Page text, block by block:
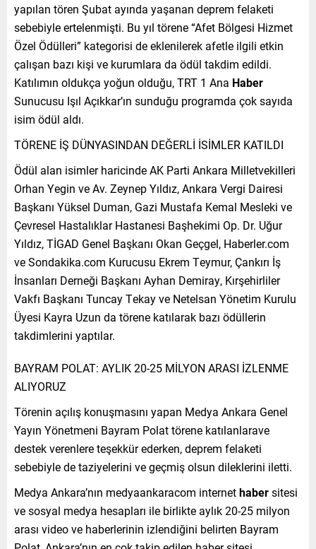
yapılan tören Şubat ayında yaşanan deprem felaketi
sebebiyle ertelenmişti. Bu yıl törene “Afet Bölgesi Hizmet
Özel Ödülleri” kategorisi de eklenilerek afetle ilgili etkin
çalışan bazı kişi ve kurumlara da ödül takdim edildi.
Katılımın oldukça yoğun olduğu, TRT 1 Ana Haber
Sunucusu Işıl Açıkkar’ın sunduğu programda çok sayıda
isim ödül aldı.
TÖRENE İŞ DÜNYASINDAN DEĞERLİ İSİMLER KATILDI
Ödül alan isimler haricinde AK Parti Ankara Milletvekilleri
Orhan Yegin ve Av. Zeynep Yıldız, Ankara Vergi Dairesi
Başkanı Yüksel Duman, Gazi Mustafa Kemal Mesleki ve
Çevresel Hastalıklar Hastanesi Başhekimi Op. Dr. Uğur
Yıldız, TİGAD Genel Başkanı Okan Geçgel, Haberler.com
ve Sondakika.com Kurucusu Ekrem Teymur, Çankırı İş
İnsanları Derneği Başkanı Ayhan Demiray, Kırşehirliler
Vakfı Başkanı Tuncay Tekay ve Netelsan Yönetim Kurulu
Üyesi Kayra Uzun da törene katılarak bazı ödüllerin
takdimlerini yaptılar.
BAYRAM POLAT: AYLIK 20-25 MİLYON ARASI İZLENME
ALIYORUZ
Törenin açılış konuşmasını yapan Medya Ankara Genel
Yayın Yönetmeni Bayram Polat törene katılanlarave
destek verenlere teşekkür ederken, deprem felaketi
sebebiyle de taziyelerini ve geçmiş olsun dileklerini iletti.
Medya Ankara’nın medyaankaracom internethabersitesi
ve sosyal medya hesapları ile birlikte aylık 20-25 milyon
arası video ve haberlerinin izlendiğini belirten Bayram